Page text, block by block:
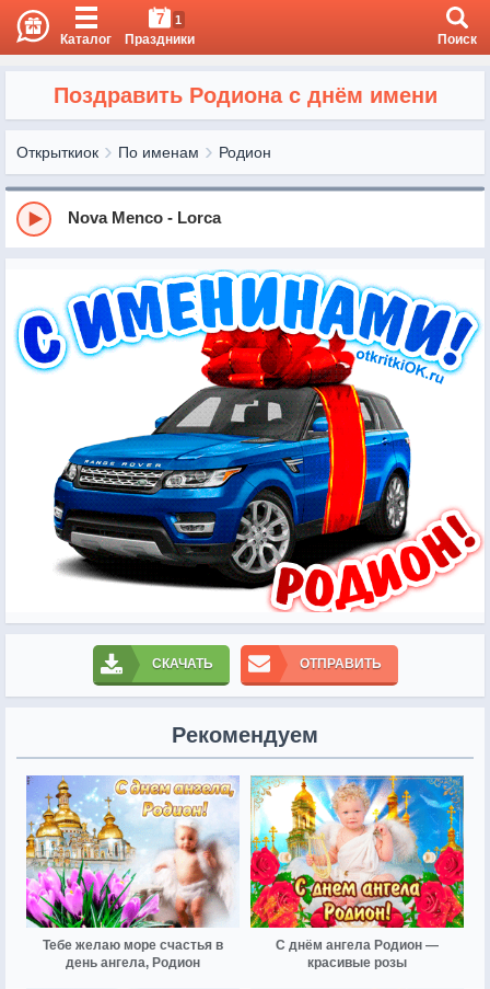
Каталог
7 1
Праздники Поиск
Поздравить Родиона с днём имени
Открыткиок По именам Родион
Nova Menco - Lorca
СКАЧАТЬ ОТПРАВИТЬ
Рекомендуем
Тебе желаю море счастья в
день ангела, Родион
С днём ангела Родион —
красивые розы